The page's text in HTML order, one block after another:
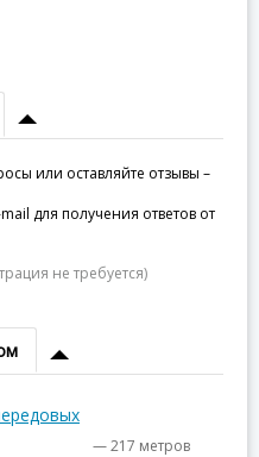
или оставляйте отзывы –
для получения ответов от
не требуется)
— 217 метров